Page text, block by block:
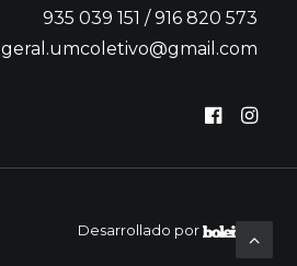
935 039 151 / 916 820 573
geral.umcoletivo@gmail.com
Desarrollado por